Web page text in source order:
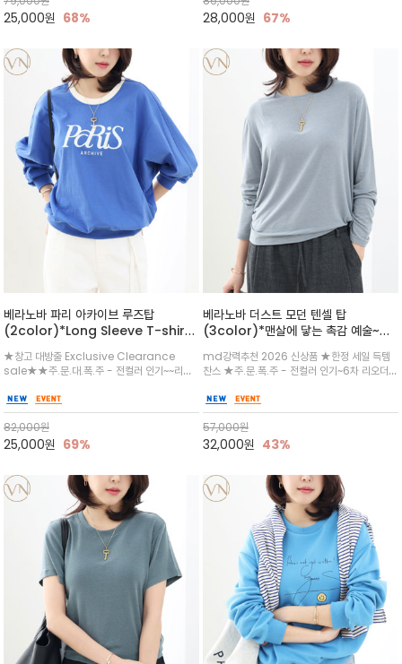
25,000원 68% 28,000원 67%
베라노바 파리 아카이브 루즈탑
(2color)*Long Sleeve T-shir
두껍지않은 소재로 초여름에도 반바지에
입어도 너무 좋습니다
★창고 대방출 Exclusive Clearance
sale★★주.문.대.폭.주 - 전컬러 인기~~리오
즈핏 /전면의 세련된 타이포그래피 그래픽이 경
쾌한 무드/ 여유 있게 떨어지는 오버핏 실루엣이
체형을 자연스럽게 커버 일상 속에서 파리
82,000원
25,000원 69%
베라노바 더스트 모던 텐셀 탑
(3color)*맨살에 닿는 촉감 예술~울
과 텐셀 소재가 블렌딩되어 피부에 닿는
촉감이 매우 부드럽고 가벼운 롱슬리브
티셔츠
md강력추천 2026 신상품 ★한정 세일 득템
찬스 ★주.문.폭.주 - 전컬러 인기~6차 리오더
루엣이 체형을 여리여리하게 연출해주며, 단독 착
용만으로도 세련된 무드를 선사/ 베이직하면서
도 차분한 컬러웨이로 여름에도굿
57,000원
32,000원 43%